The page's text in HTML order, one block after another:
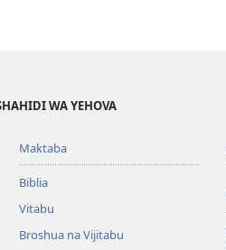
WA YEHOVA
Maktaba
Biblia
Vitabu
Broshua na Vijitabu